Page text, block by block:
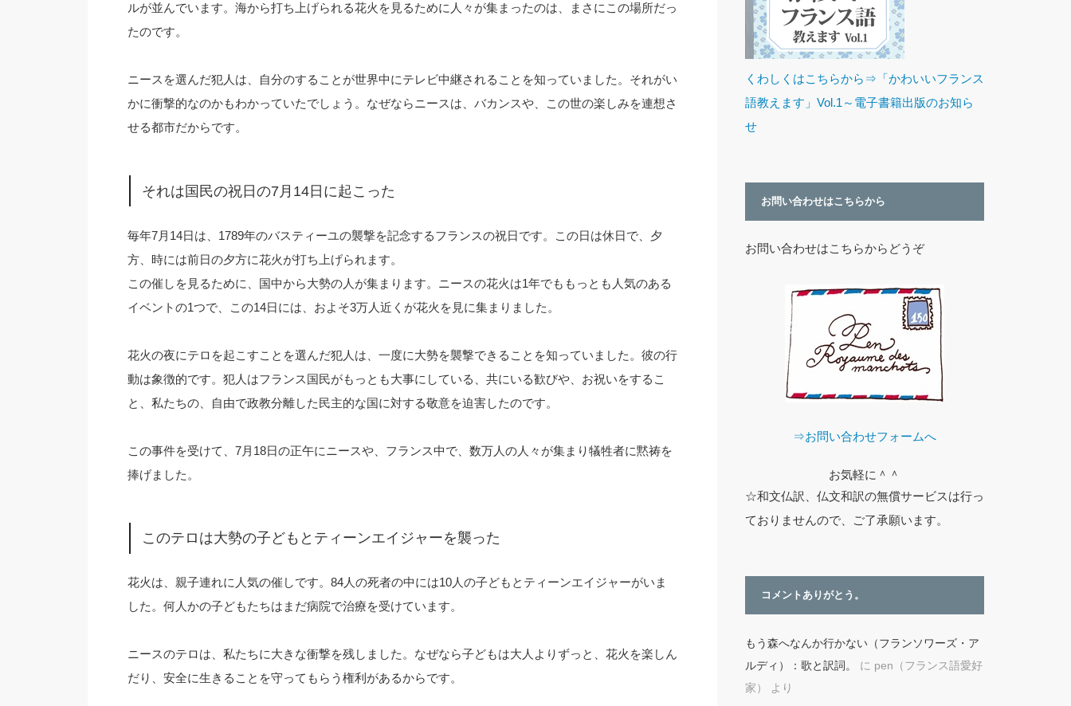
ルが並んでいます。海から打ち上げられる花火を見るために人々が集まったのは、まさにこの場所だっ
たのです。
ニースを選んだ犯人は、自分のすることが世界中にテレビ中継されることを知っていました。それがい
かに衝撃的なのかもわかっていたでしょう。なぜならニースは、バカンスや、この世の楽しみを連想さ
せる都市だからです。
それは国民の祝日の7月14日に起こった
毎年7月14日は、1789年のバスティーユの襲撃を記念するフランスの祝日です。この日は休日で、夕
方、時には前日の夕方に花火が打ち上げられます。
この催しを見るために、国中から大勢の人が集まります。ニースの花火は1年でももっとも人気のある
イベントの1つで、この14日には、およそ3万人近くが花火を見に集まりました。
花火の夜にテロを起こすことを選んだ犯人は、一度に大勢を襲撃できることを知っていました。彼の行
動は象徴的です。犯人はフランス国民がもっとも大事にしている、共にいる歓びや、お祝いをするこ
と、私たちの、自由で政教分離した民主的な国に対する敬意を迫害したのです。
この事件を受けて、7月18日の正午にニースや、フランス中で、数万人の人々が集まり犠牲者に黙祷を
捧げました。
このテロは大勢の子どもとティーンエイジャーを襲った
花火は、親子連れに人気の催しです。84人の死者の中には10人の子どもとティーンエイジャーがいま
した。何人かの子どもたちはまだ病院で治療を受けています。
ニースのテロは、私たちに大きな衝撃を残しました。なぜなら子どもは大人よりずっと、花火を楽しん
だり、安全に生きることを守ってもらう権利があるからです。
くわしくはこちらから⇒「かわいいフランス
語教えます」Vol.1～電子書籍出版のお知ら
せ
お問い合わせはこちらから
お問い合わせはこちらからどうぞ
⇒お問い合わせフォームへ
お気軽に＾＾
☆和文仏訳、仏文和訳の無償サービスは行っ
ておりませんので、ご了承願います。
コメントありがとう。
もう森へなんか行かない（フランソワーズ・ア
ルディ）：歌と訳詞。
に pen（フランス語愛好
家）
より